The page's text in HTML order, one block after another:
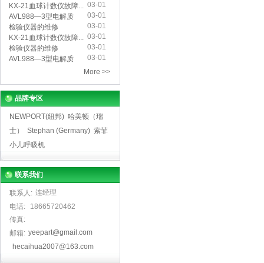
仪...
KX-21血球计数仪故障... 03-01
AVL988—3型电解质
分...
03-01
检验仪器的维修
03-01
KX-21血球计数仪故障... 03-01
检验仪器的维修
03-01
AVL988—3型电解质
03-01
More >>
品牌专区
NEWPORT(纽邦) 哈美顿（瑞
士）
Stephan (Germany) 索菲
小儿呼吸机
联系我们
联系人: 连经理
电话:
18665720462
传真:
邮箱: yeepart@gmail.com
hecaihua2007@163.com